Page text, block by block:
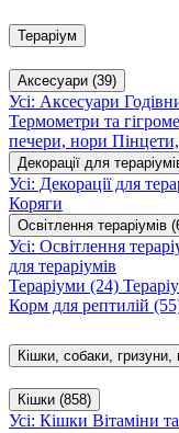
Тераріум
Аксесуари (39)
Усі: Аксесуари
Термометри та
печери, нори
Декорації для
Усі: Декорації для
Коряги
Освітлення тераріумів
Усі: Освітлення
для тераріумів
Тераріуми (24)
Корм для рептилій
Кішки, собаки, гризуни,
Кішки (858)
Усі: Кішки Вітаміни